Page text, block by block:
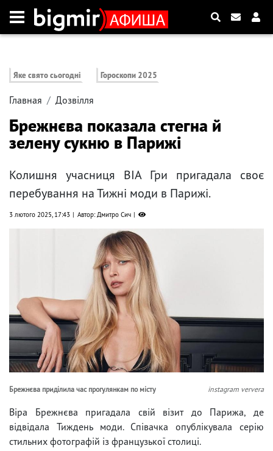
Яке свято сьогодні Гороскопи 2025
Главная Дозвілля
Брежнєва показала стегна й
зелену сукню в Парижі
Колишня учасниця ВІА Гри пригадала своє
перебування на Тижні моди в Парижі.
3 лютого 2025, 17:43 Автор: Дмитро Сич
Брежнєва приділила час прогулянкам по місту instagram ververa
Віра Брежнєва пригадала свій візит до Парижа, де
відвідала Тиждень моди. Співачка опублікувала серію
стильних фотографій із французької столиці.